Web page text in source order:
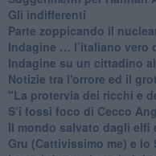
​Gli indifferenti
Parte zoppicando il
​Indagine … l’italiano vero
Indagine su un cittadino
Notizie tra l'orrore ed il
"La protervia dei ricchi e
S’i fossi foco di Cecco
​Il mondo salvato dagli elfi
Gru (Cattivissimo me) e